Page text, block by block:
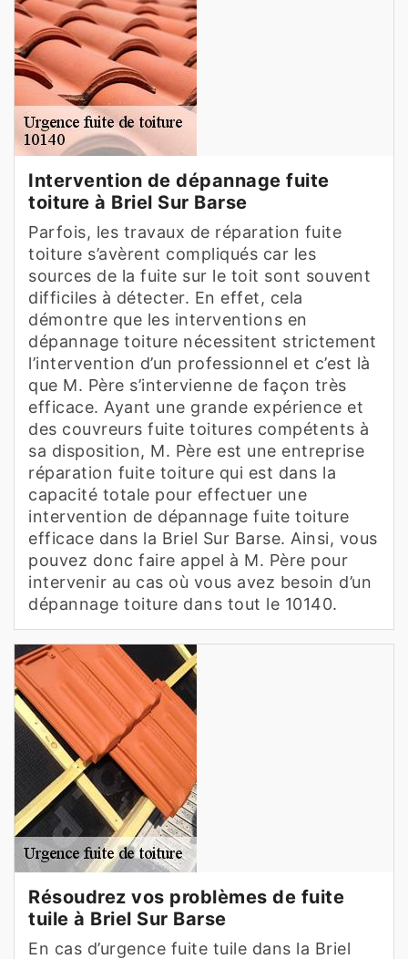
Intervention de dépannage fuite
toiture à Briel Sur Barse
Parfois, les travaux de réparation fuite
toiture s’avèrent compliqués car les
sources de la fuite sur le toit sont souvent
difficiles à détecter. En effet, cela
démontre que les interventions en
dépannage toiture nécessitent strictement
l’intervention d’un professionnel et c’est là
que M. Père s’intervienne de façon très
efficace. Ayant une grande expérience et
des couvreurs fuite toitures compétents à
sa disposition, M. Père est une entreprise
réparation fuite toiture qui est dans la
capacité totale pour effectuer une
intervention de dépannage fuite toiture
efficace dans la Briel Sur Barse. Ainsi, vous
pouvez donc faire appel à M. Père pour
intervenir au cas où vous avez besoin d’un
dépannage toiture dans tout le 10140.
Résoudrez vos problèmes de fuite
tuile à Briel Sur Barse
En cas d’urgence fuite tuile dans la Briel